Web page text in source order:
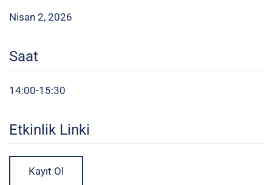
Nisan 2, 2026
Saat
14:00-15:30
Etkinlik Linki
Kayıt Ol